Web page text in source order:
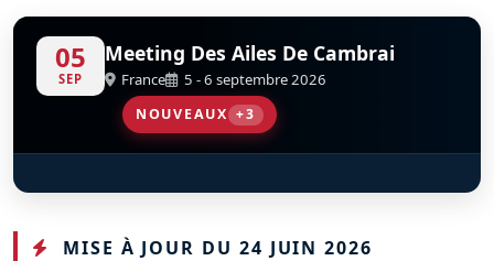
05
SEP
Meeting Des Ailes De Cambrai
France 5 - 6 septembre 2026
NOUVEAUX +3
MD-311 Flamant S D
Warbird Display Team S D
Scandinavian Airshow
MISE À JOUR DU 24 JUIN 2026